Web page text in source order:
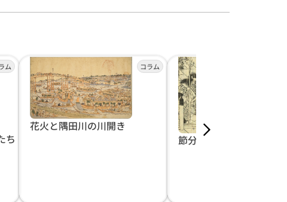
ち
花火と隅田川の川開き
節分と邪気払い